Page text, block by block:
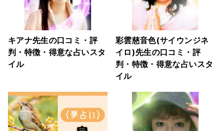
キアナ先生の口コミ・評
判・特徴・得意な占いスタ
イル
彩雲慈音色(サイウンジネ
イロ)先生の口コミ・評
判・特徴・得意な占いスタ
イル